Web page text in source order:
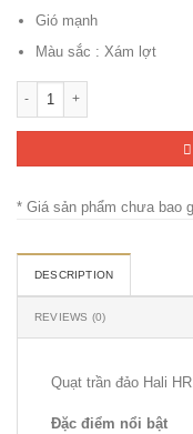
Gió mạnh
Màu sắc : Xám lợt
Quạt Trần Đảo HALI HR16
* Giá sản phẩm chưa bao
DESCRIPTION
REVIEWS (0)
Quạt trần đảo Hali
Đặc điểm nổi bật